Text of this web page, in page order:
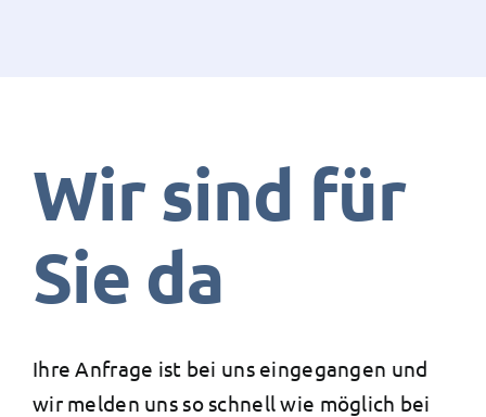
Wir sind für
Sie da
Ihre Anfrage ist bei uns eingegangen und
wir melden uns so schnell wie möglich bei